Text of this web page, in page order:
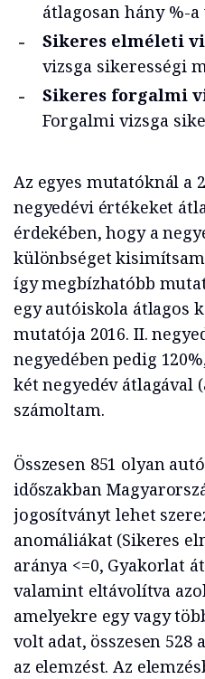
átlagosan hány %-
Sikeres elméleti
vizsga sikerességi
Sikeres forgalmi
Forgalmi vizsga
Az egyes mutatóknál a
negyedévi értékeket
érdekében, hogy a
különbséget
így megbízhatóbb
egy autóiskola átlagos
mutatója 2016. II.
negyedében pedig
két negyedév átlagával
számoltam.
Összesen 851 olyan
időszakban
jogosítványt lehet
anomáliákat (Sikeres
aránya <=0, Gyakorlat
valamint eltávolítva
amelyekre egy vagy
volt adat, összesen 528
az elemzést. Az